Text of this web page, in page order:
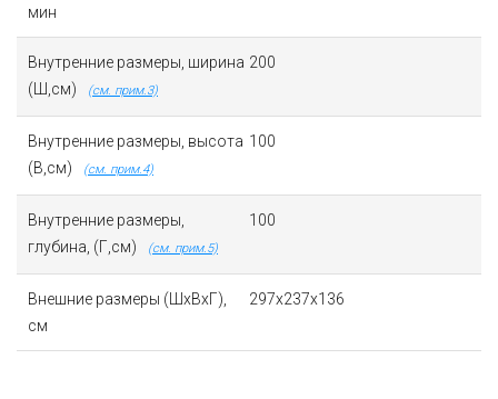
мин
Внутренние размеры, ширина
(Ш,см)
(см. прим.3)
200
Внутренние размеры, высота
(В,см)
(см. прим.4)
100
Внутренние размеры,
глубина, (Г,см)
(см. прим.5)
100
Внешние размеры (ШхВхГ),
см
297x237x136